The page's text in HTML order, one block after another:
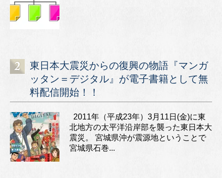
東日本大震災からの復興の物語『マンガ
ッタン＝デジタル』が電子書籍として無
料配信開始！！
2011年（平成23年）3月11日(金)に東
北地方の太平洋沿岸部を襲った東日本大
震災。 宮城県沖が震源地ということで
宮城県石巻...